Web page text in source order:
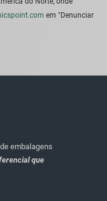
em "Denunciar
embalagens
que